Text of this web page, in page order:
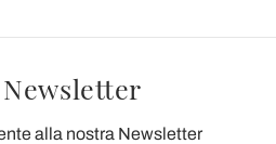
alla nostra Newsletter